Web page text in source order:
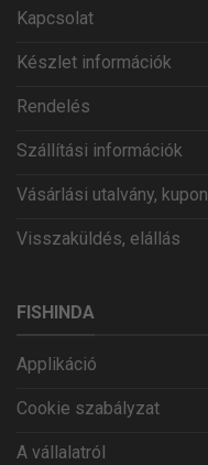
Kapcsolat
Készlet információk
Rendelés
Szállítási információk
Vásárlási utalvány, kupon
Visszaküldés, elállás
FISHINDA
Applikáció
Cookie szabályzat
A vállalatról